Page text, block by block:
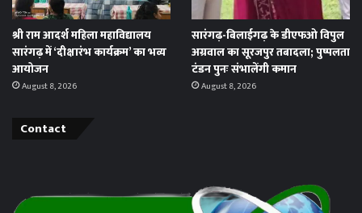
श्री राम आदर्श महिला महाविद्यालय
सारंगढ़ में ‘दीक्षारंभ कार्यक्रम’ का भव्य
आयोजन
August 8, 2026
सारंगढ़-बिलाईगढ़ के डीएफओ विपुल
अग्रवाल का सूरजपुर तबादला; पुष्पलता
टंडन पुनः संभालेंगी कमान
August 8, 2026
Contact